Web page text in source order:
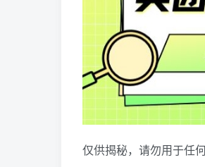
仅供揭秘，请勿用于任